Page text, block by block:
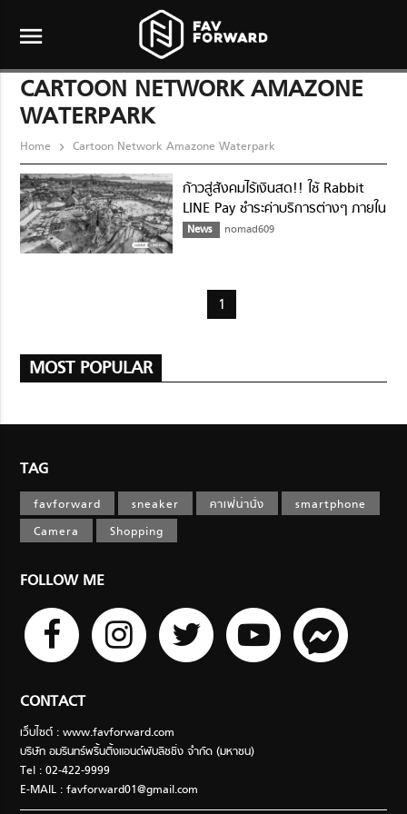
menu
CARTOON NETWORK AMAZONE
WATERPARK
Home Cartoon Network Amazone Waterpark
ก้าวสู่สังคมไร้เงินสด!! ใช้ Rabbit
LINE Pay ชำระค่าบริการต่างๆ ภายใน
สวนน้ำการ์ตูนเน็ทเวิร์ค ได้แล้ว
News nomad609
1
MOST POPULAR
TAG
favforward sneaker คาเฟ่น่านั่ง
smartphone
Camera
Shopping
FOLLOW ME
CONTACT
เว็บไซต์ : www.favforward.com
บริษัท อมรินทร์พริ้นติ้งแอนด์พับลิชชิ่ง จำกัด (มหาชน)
Tel : 02-422-9999
E-MAIL :favforward01@gmail.com